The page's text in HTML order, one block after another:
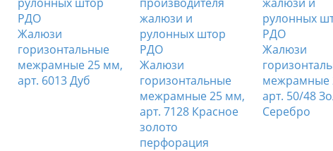
Жалюзи
горизонтальные
межрамные 25 мм,
арт. 6013 Дуб
Жалюзи
горизонтальные
межрамные 25 мм,
арт. 7128 Красное
золото
перфорация
Жалюзи
межрамные
арт. 50/48
Серебро